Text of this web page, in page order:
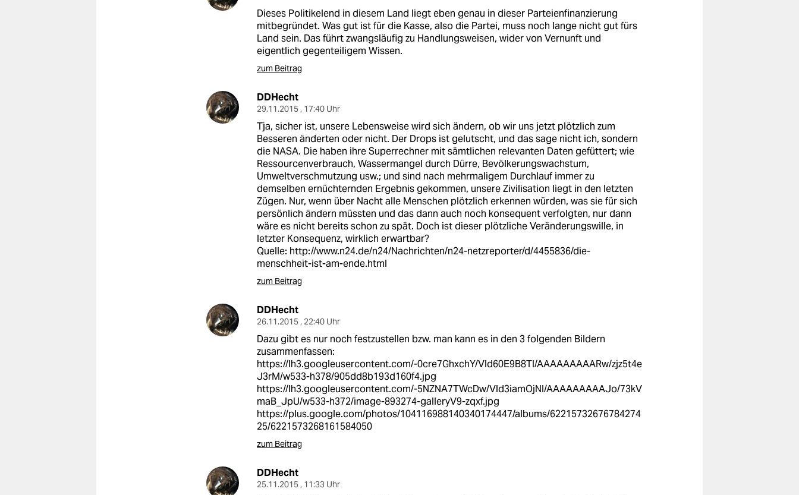
Dieses Politikelend in diesem Land liegt eben genau in dieser Parteienfinanzierung
mitbegründet. Was gut ist für die Kasse, also die Partei, muss noch lange nicht gut fürs
Land sein. Das führt zwangsläufig zu Handlungsweisen, wider von Vernunft und
eigentlich gegenteiligem Wissen.
zum Beitrag
DDHecht
29.11.2015 , 17:40 Uhr
Tja, sicher ist, unsere Lebensweise wird sich ändern, ob wir uns jetzt plötzlich zum
Besseren änderten oder nicht. Der Drops ist gelutscht, und das sage nicht ich, sondern
die NASA. Die haben ihre Superrechner mit sämtlichen relevanten Daten gefüttert; wie
Ressourcenverbrauch, Wassermangel durch Dürre, Bevölkerungswachstum,
Umweltverschmutzung usw.; und sind nach mehrmaligem Durchlauf immer zu
demselben ernüchternden Ergebnis gekommen, unsere Zivilisation liegt in den letzten
Zügen. Nur, wenn über Nacht alle Menschen plötzlich erkennen würden, was sie für sich
persönlich ändern müssten und das dann auch noch konsequent verfolgten, nur dann
wäre es nicht bereits schon zu spät. Doch ist dieser plötzliche Veränderungswille, in
letzter Konsequenz, wirklich erwartbar?
Quelle: http://www.n24.de/n24/Nachrichten/n24-netzreporter/d/4455836/die-
menschheit-ist-am-ende.html
zum Beitrag
DDHecht
26.11.2015 , 22:40 Uhr
Dazu gibt es nur noch festzustellen bzw. man kann es in den 3 folgenden Bildern
zusammenfassen:
https://lh3.googleusercontent.com/-0cre7GhxchY/Vld60E9B8TI/AAAAAAAAARw/zjz5t4e
J3rM/w533-h378/905dd8b193d160f4.jpg
https://lh3.googleusercontent.com/-5NZNA7TWcDw/Vld3iamOjNI/AAAAAAAAAJo/73kV
maB_JpU/w533-h372/image-893274-galleryV9-zqxf.jpg
https://plus.google.com/photos/104116988140340174447/albums/62215732676784274
25/6221573268161584050
zum Beitrag
DDHecht
25.11.2015 , 11:33 Uhr